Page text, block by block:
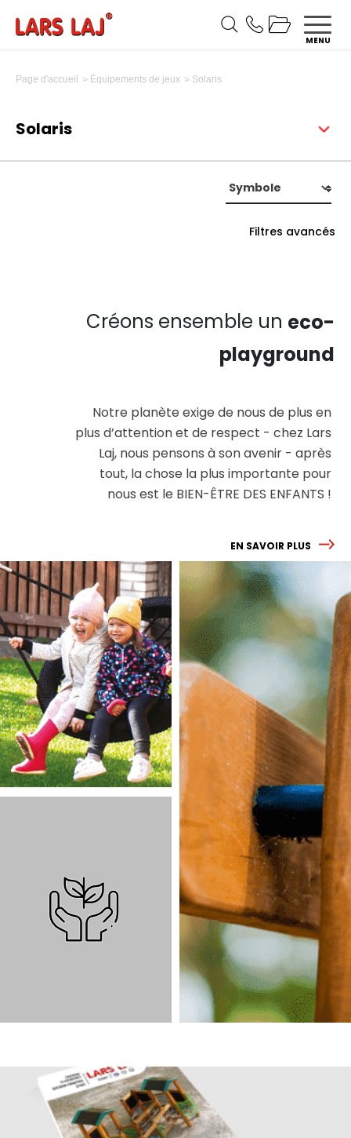
MENU
Page d'accueil Équipements de jeux Solaris
Solaris
Filtres avancés
Créons ensemble un eco-
playground
Notre planète exige de nous de plus en
plus d’attention et de respect - chez Lars
Laj, nous pensons à son avenir - après
tout, la chose la plus importante pour
nous est le BIEN-ÊTRE DES ENFANTS !
EN SAVOIR PLUS